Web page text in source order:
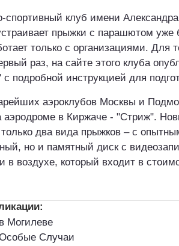
спортивный клуб имени
прыжки с парашютом уже
только с организациями. Для
раз, на сайте этого клуба
с подробной инструкцией для
аэроклубов Москвы и
аэродроме в Киржаче - "Стриж".
два вида прыжков – с
но и памятный диск с
в воздухе, который входит в
Могилеве
Случаи